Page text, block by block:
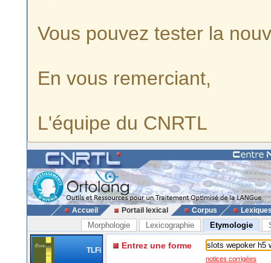
Vous pouvez tester la
En vous remerciant,
L'équipe du CNRTL
Accueil Portail lexical Corpus
Morphologie Lexicographie Etymologie
TLFi Entrez une forme
notices corrigées